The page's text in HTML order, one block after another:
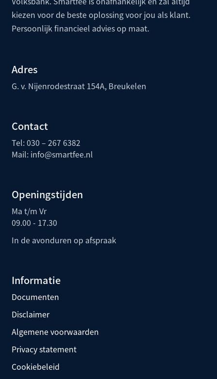
kiezen voor de beste oplossing voor jou als klant.
Persoonlijk financieel advies op maat.
Adres
G. v. Nijenrodestraat 154A, Breukelen
Contact
Tel: 030 – 267 6382
Mail: info@smartfee.nl
Openingstijden
Ma t/m Vr
09.00 - 17.30
In de avonduren op afspraak
Informatie
Documenten
Disclaimer
Algemene voorwaarden
Privacy statement
Cookiebeleid